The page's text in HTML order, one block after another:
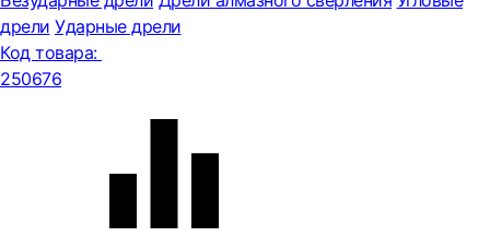
дрели Ударные дрели
Код товара:
250676